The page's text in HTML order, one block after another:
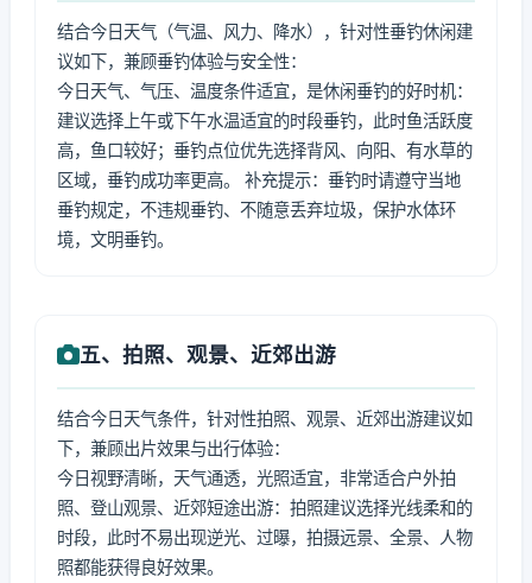
结合今日天气（气温、风力、降水），针对性垂钓休闲建
议如下，兼顾垂钓体验与安全性：
今日天气、气压、温度条件适宜，是休闲垂钓的好时机：
建议选择上午或下午水温适宜的时段垂钓，此时鱼活跃度
高，鱼口较好；垂钓点位优先选择背风、向阳、有水草的
区域，垂钓成功率更高。 补充提示：垂钓时请遵守当地
垂钓规定，不违规垂钓、不随意丢弃垃圾，保护水体环
境，文明垂钓。
五、拍照、观景、近郊出游
结合今日天气条件，针对性拍照、观景、近郊出游建议如
下，兼顾出片效果与出行体验：
今日视野清晰，天气通透，光照适宜，非常适合户外拍
照、登山观景、近郊短途出游：拍照建议选择光线柔和的
时段，此时不易出现逆光、过曝，拍摄远景、全景、人物
照都能获得良好效果。